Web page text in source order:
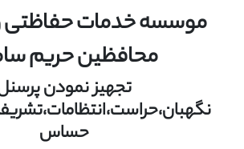
موسسه خدمات حفاظتی
محافظین حریم
تجهیز نمودن
حساس